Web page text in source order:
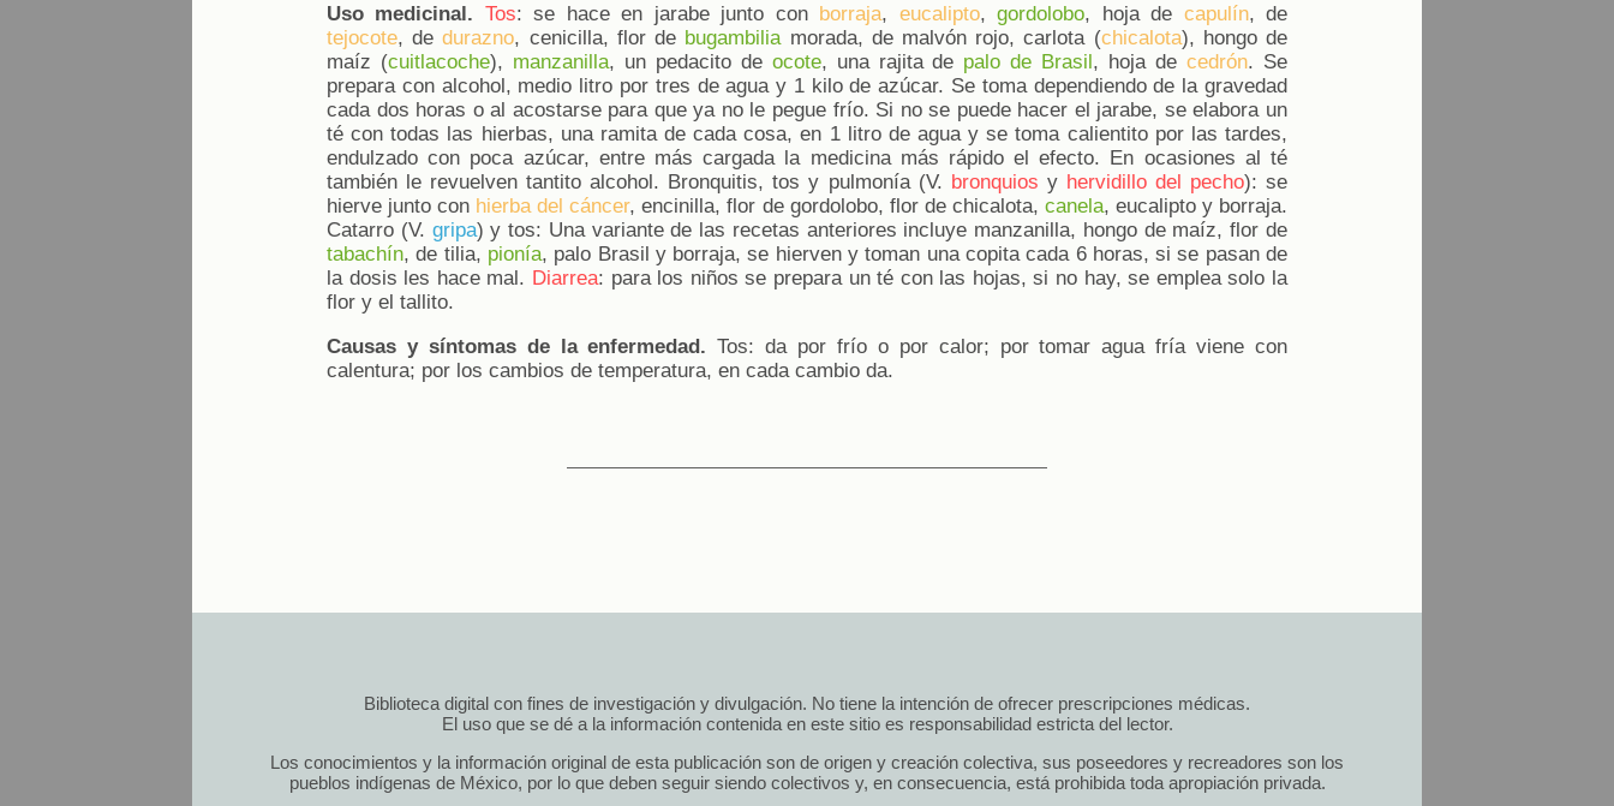
Uso medicinal. Tos: se hace en jarabe junto con borraja, eucalipto,gordolobo, hoja de capulín, de
tejocote, dedurazno, cenicilla, flor de bugambilia morada, de malvón rojo, carlota (chicalota), hongo de
maíz (cuitlacoche), manzanilla, un pedacito de ocote, una rajita de palo de Brasil, hoja decedrón. Se
prepara con alcohol, medio litro por tres de agua y 1 kilo de azúcar. Se toma dependiendo de la gravedad
cada dos horas o al acostarse para que ya no le pegue frío. Si no se puede hacer el jarabe, se elabora un
té con todas las hierbas, una ramita de cada cosa, en 1 litro de agua y se toma calientito por las tardes,
endulzado con poca azúcar, entre más cargada la medicina más rápido el efecto. En ocasiones al té
también le revuelven tantito alcohol. Bronquitis, tos y pulmonía (V. bronquios y hervidillo del pecho): se
hierve junto con hierba del cáncer, encinilla, flor de gordolobo, flor de chicalota, canela, eucalipto y borraja.
Catarro (V. gripa) y tos: Una variante de las recetas anteriores incluye manzanilla, hongo de maíz, flor de
tabachín, de tilia, pionía, palo Brasil y borraja, se hierven y toman una copita cada 6 horas, si se pasan de
la dosis les hace mal. Diarrea: para los niños se prepara un té con las hojas, si no hay, se emplea solo la
flor y el tallito.
Causas y síntomas de la enfermedad. Tos: da por frío o por calor; por tomar agua fría viene con
calentura; por los cambios de temperatura, en cada cambio da.
Biblioteca digital con fines de investigación y divulgación. No tiene la intención de ofrecer prescripciones médicas.
El uso que se dé a la información contenida en este sitio es responsabilidad estricta del lector.
Los conocimientos y la información original de esta publicación son de origen y creación colectiva, sus poseedores y recreadores son los
pueblos indígenas de México, por lo que deben seguir siendo colectivos y, en consecuencia, está prohibida toda apropiación privada.